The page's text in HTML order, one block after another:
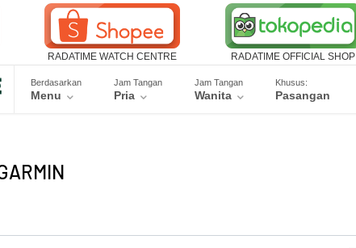
RADATIME WATCH CENTRE RADATIME OFFICIAL SHOP
Berdasarkan
Menu
Jam Tangan
Pria
Jam Tangan
Wanita
Khusus:
Pasangan